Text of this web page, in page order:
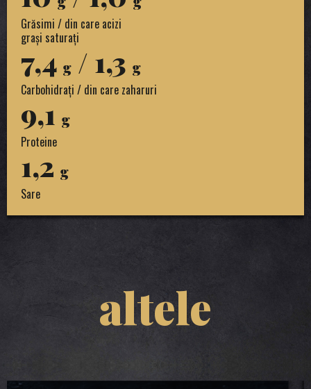
Grăsimi / din care acizi
grași saturați
7,4 g / 1,3 g
Carbohidrați / din care zaharuri
9,1 g
Proteine
1,2 g
Sare
altele